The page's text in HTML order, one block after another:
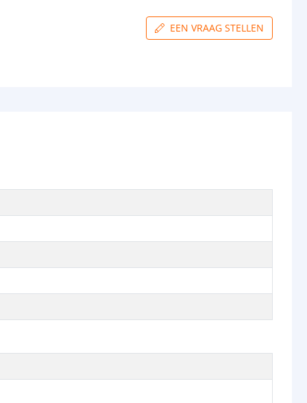
EEN VRAAG STELLEN